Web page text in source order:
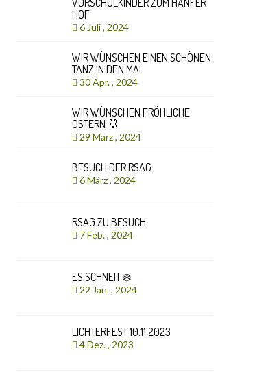
VORSCHULKINDER ZUM HANFER
HOF
6 Juli , 2024
WIR WÜNSCHEN EINEN SCHÖNEN
TANZ IN DEN MAI.
30 Apr. , 2024
WIR WÜNSCHEN FRÖHLICHE
OSTERN 🐰
29 März , 2024
BESUCH DER RSAG
6 März , 2024
RSAG ZU BESUCH
7 Feb. , 2024
ES SCHNEIT ❄️
22 Jan. , 2024
LICHTERFEST 10.11.2023
4 Dez. , 2023